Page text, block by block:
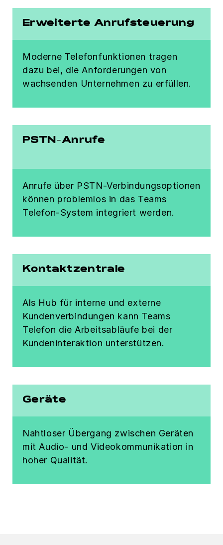
Erweiterte Anrufsteuerung
Moderne Telefonfunktionen tragen
dazu bei, die Anforderungen von
wachsenden Unternehmen zu erfüllen.
PSTN-Anrufe
Anrufe über PSTN-Verbindungsoptionen
können problemlos in das Teams
Telefon-System integriert werden.
Kontaktzentrale
Als Hub für interne und externe
Kundenverbindungen kann Teams
Telefon die Arbeitsabläufe bei der
Kundeninteraktion unterstützen.
Geräte
Nahtloser Übergang zwischen Geräten
mit Audio- und Videokommunikation in
hoher Qualität.